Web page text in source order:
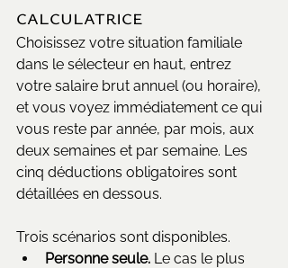
calculatrice
Choisissez votre situation familiale
dans le sélecteur en haut, entrez
votre salaire brut annuel (ou horaire),
et vous voyez immédiatement ce qui
vous reste par année, par mois, aux
deux semaines et par semaine. Les
cinq déductions obligatoires sont
détaillées en dessous.
Trois scénarios sont disponibles.
Personne seule. Le cas le plus